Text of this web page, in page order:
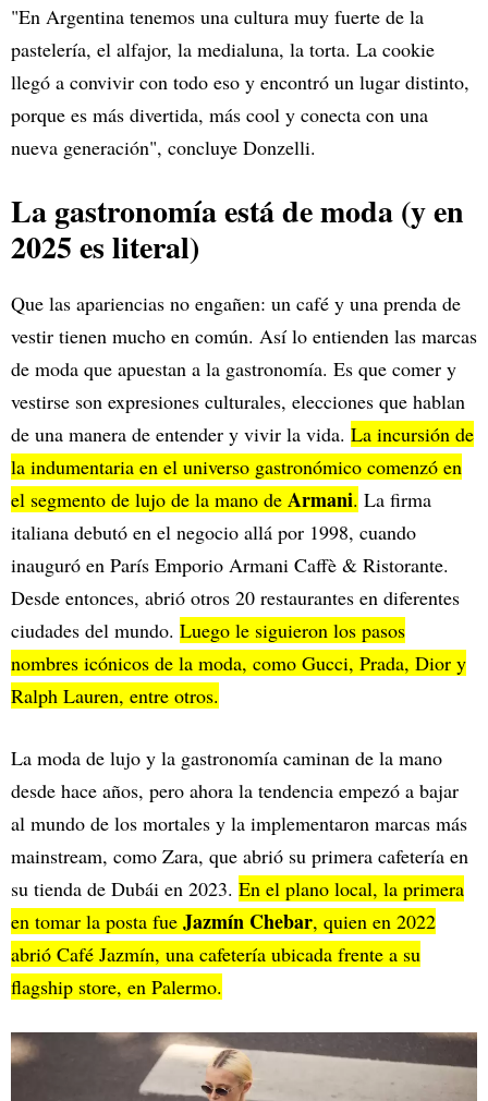
"En Argentina tenemos una cultura muy fuerte de la
pastelería, el alfajor, la medialuna, la torta. La cookie
llegó a convivir con todo eso y encontró un lugar distinto,
porque es más divertida, más cool y conecta con una
nueva generación", concluye Donzelli.
La gastronomía está de moda (y en
2025 es literal)
Que las apariencias no engañen: un café y una prenda de
vestir tienen mucho en común. Así lo entienden las marcas
de moda que apuestan a la gastronomía. Es que comer y
vestirse son expresiones culturales, elecciones que hablan
de una manera de entender y vivir la vida. La incursión de
la indumentaria en el universo gastronómico comenzó en
el segmento de lujo de la mano de Armani. La firma
italiana debutó en el negocio allá por 1998, cuando
inauguró en París Emporio Armani Caffè & Ristorante.
Desde entonces, abrió otros 20 restaurantes en diferentes
ciudades del mundo. Luego le siguieron los pasos
nombres icónicos de la moda, como Gucci, Prada, Dior y
Ralph Lauren, entre otros.
La moda de lujo y la gastronomía caminan de la mano
desde hace años, pero ahora la tendencia empezó a bajar
al mundo de los mortales y la implementaron marcas más
mainstream, como Zara, que abrió su primera cafetería en
su tienda de Dubái en 2023. En el plano local, la primera
en tomar la posta fue Jazmín Chebar, quien en 2022
abrió Café Jazmín, una cafetería ubicada frente a su
flagship store, en Palermo.